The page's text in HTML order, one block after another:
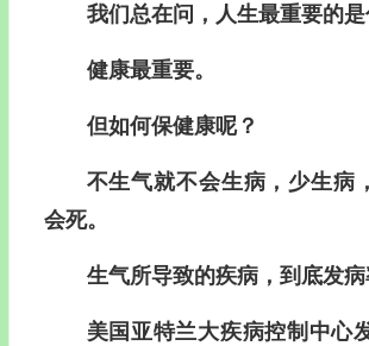
我们总在问，人生最重要的是
健康最重要。
但如何保健康呢？
不生气就不会生病，少生病
会死。
生气所导致的疾病，到底发病
美国亚特兰大疾病控制中心